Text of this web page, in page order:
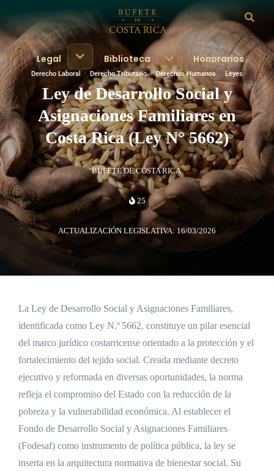
Legal Biblioteca Honorarios
Derecho Laboral · Derecho Tributario·Derechos Humanos ·Leyes
Ley de Desarrollo Social y
Asignaciones Familiares en
Costa Rica (Ley N° 5662)
BUFETE DE COSTA RICA
25
ACTUALIZACIÓN LEGISLATIVA: 16/03/2026
La Ley de Desarrollo Social y Asignaciones Familiares,
identificada como Ley N.º 5662, constituye un pilar esencial
del marco jurídico costarricense orientado a la protección y el
fortalecimiento del tejido social. Creada mediante decreto
ejecutivo y reformada en diversas oportunidades, la norma
refleja el compromiso del Estado con la reducción de la
pobreza y la vulnerabilidad económica. Al establecer el
Fondo de Desarrollo Social y Asignaciones Familiares
(Fodesaf) como instrumento de política pública, la ley se
inserta en la arquitectura normativa de bienestar social. Su